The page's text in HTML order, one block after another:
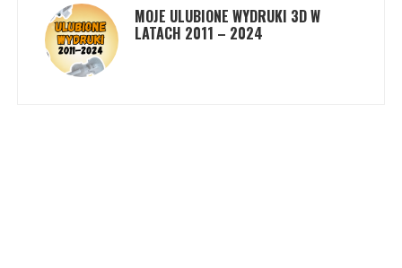
MOJE ULUBIONE WYDRUKI 3D W
LATACH 2011 – 2024